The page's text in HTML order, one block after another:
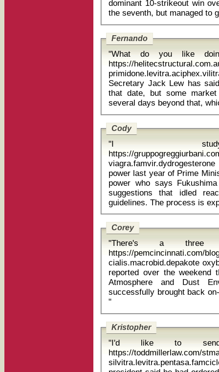
dominant 10-strikeout win
Fernando
"What do you like
https://
primidone.levitra.aciphex.vilitra
Secretary Jack Lew has
that date, but some
Cody
"I
https://
viagra.famvir.dydrogesterone
power last year of Prime
power who says
suggestions that idled
Corey
"There's a three
https://pemcincinnati.com/
cialis.macrobid.depakote oxybutynin
reported over the weekend
Atmosphere and Dust
successfully brought back
"
Kristopher
"I'd like to
https://toddmillerlaw.com/